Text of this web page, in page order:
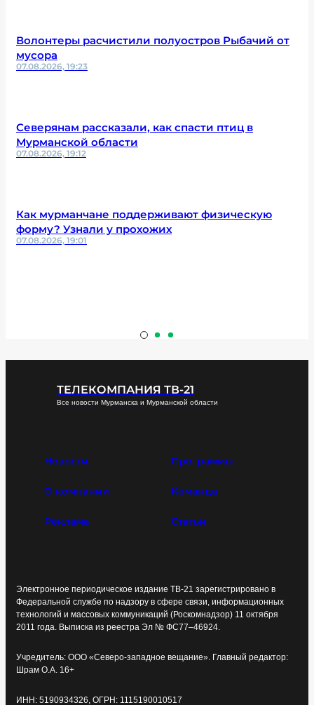
Волонтеры расчистили полуостров Рыбачий от
мусора
07.08.2026, 19:23
Северянам рассказали, как спасти птиц в
Мурманской области
07.08.2026, 19:12
Как мурманчане поддерживают физическую
форму? Узнали у прохожих
07.08.2026, 19:01
ТЕЛЕКОМПАНИЯ ТВ-21
Все новости Мурманска и Мурманской области
Новости Программы
О компании Команда
Реклама Статьи
Электронное периодическое издание ТВ-21 зарегистрировано в
Федеральной службе по надзору в сфере связи, информационных
технологий и массовых коммуникаций (Роскомнадзор) 11 октября
2011 года. Выписка из реестра Эл № ФС77–46924.
Учредитель: ООО «Северо-западное вещание». Главный редактор:
Шрам О.А. 16+
ИНН: 5190934326, ОГРН: 1115190010517